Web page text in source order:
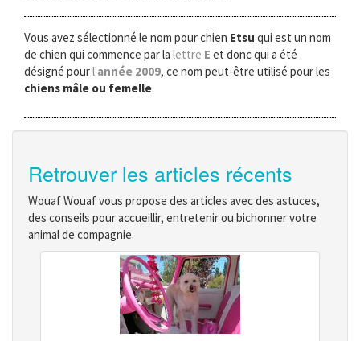
Vous avez sélectionné le nom pour chien Etsu qui est un nom
de chien qui commence par la lettre E et donc qui a été
désigné pourl'année 2009, ce nom peut-être utilisé pour les
chiens mâle ou femelle.
Retrouver les articles récents
Wouaf Wouaf vous propose des articles avec des astuces,
des conseils pour accueillir, entretenir ou bichonner votre
animal de compagnie.